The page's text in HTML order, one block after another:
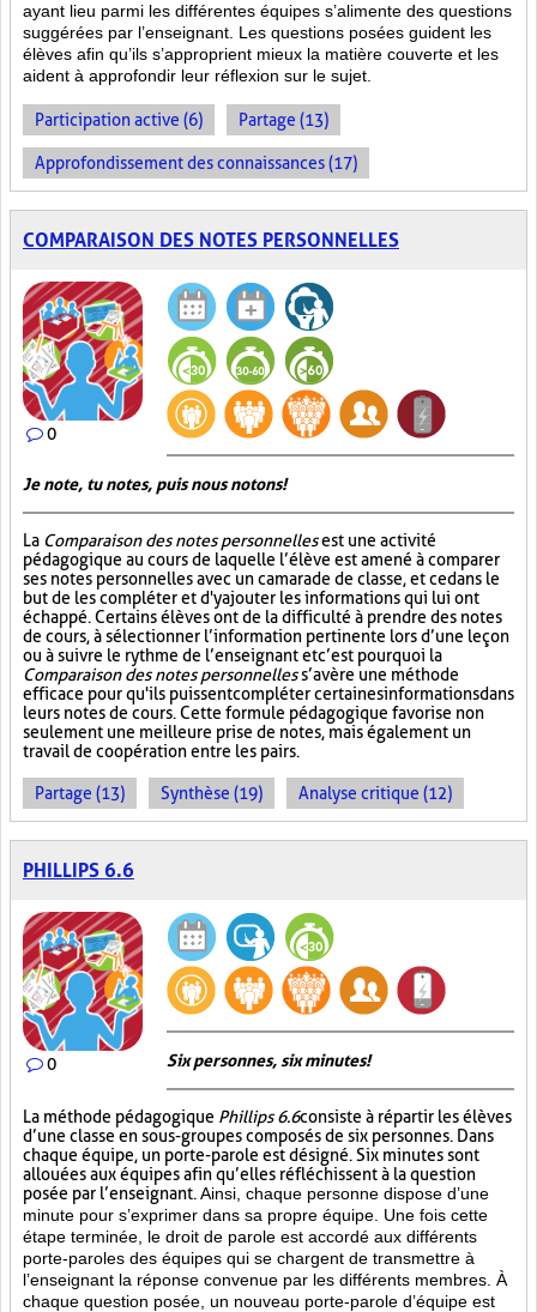
ayant lieu parmi les différentes équipes s’alimente des questions
suggérées par l’enseignant. Les questions posées guident les
élèves afin qu’ils s’approprient mieux la matière couverte et les
aident à approfondir leur réflexion sur le sujet.
Participation active (6) Partage (13)
Approfondissement des connaissances (17)
COMPARAISON DES NOTES PERSONNELLES
0
Je note, tu notes, puis nous notons!
La Comparaison des notes personnellesest une activité
pédagogique au cours de laquelle l’élève est amené à comparer
ses notes personnelles avec un camarade de classe, et ce dans le
but de les compléter et d'y ajouter les informations qui lui ont
échappé. Certains élèves ont de la difficulté à prendre des notes
de cours, à sélectionner l’information pertinente lors d’une leçon
ou à suivre le rythme de l’enseignant et c’est pourquoi la
Comparaison des notes personnelless’avère une méthode
efficace pour qu'ils puissent compléter certaines informations dans
leurs notes de cours. Cette formule pédagogique favorise non
seulement une meilleure prise de notes, mais également un
travail de coopération entre les pairs.
Partage (13) Synthèse (19) Analyse critique (12)
PHILLIPS 6.6
0 Six personnes, six minutes!
La méthode pédagogique Phillips 6.6consiste à répartir les élèves
d’une classe en sous-groupes composés de six personnes. Dans
chaque équipe, un porte-parole est désigné. Six minutes sont
allouées aux équipes afin qu’elles réfléchissent à la question
posée par l’enseignant. Ainsi, chaque personne dispose d’une
minute pour s’exprimer dans sa propre équipe. Une fois cette
étape terminée, le droit de parole est accordé aux différents
porte-paroles des équipes qui se chargent de transmettre à
l’enseignant la réponse convenue par les différents membres. À
chaque question posée, un nouveau porte-parole d’équipe est